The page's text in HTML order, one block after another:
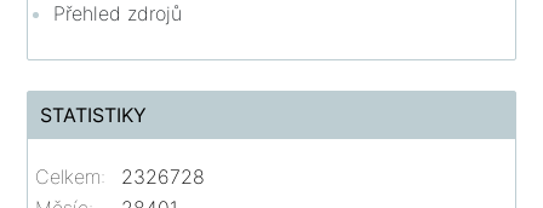
Přehled zdrojů
STATISTIKY
Celkem:
2326728